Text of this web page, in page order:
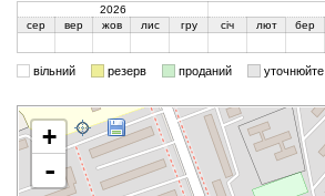
2026
сер
вер жов лис гру січ лют бер
вільний резерв проданий уточнюйте
+
-